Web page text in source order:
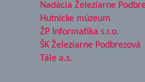
Nadácia Železiarne
Hutnícke múzeum
ŽP Informatika s.r.o.
ŠK Železiarne Podbrezová
Tále a.s.